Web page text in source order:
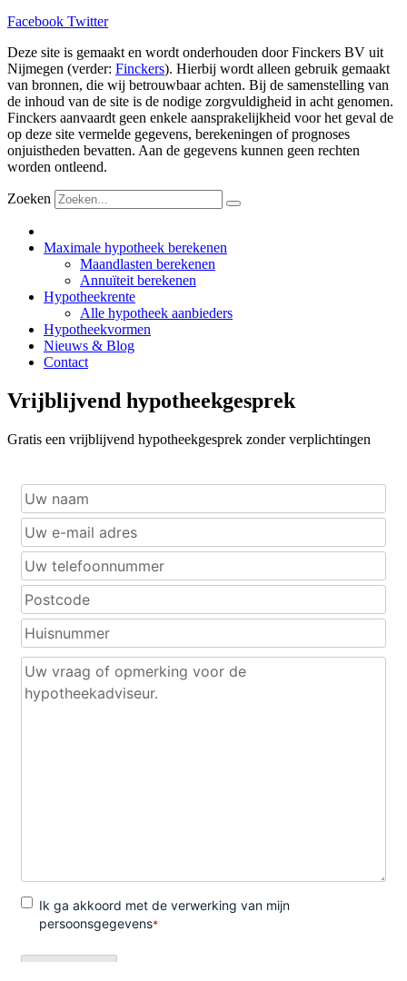
Facebook Twitter
Deze site is gemaakt en wordt onderhouden door Finckers BV uit
Nijmegen (verder: Finckers). Hierbij wordt alleen gebruik gemaakt
van bronnen, die wij betrouwbaar achten. Bij de samenstelling van
de inhoud van de site is de nodige zorgvuldigheid in acht genomen.
Finckers aanvaardt geen enkele aansprakelijkheid voor het geval de
op deze site vermelde gegevens, berekeningen of prognoses
onjuistheden bevatten. Aan de gegevens kunnen geen rechten
worden ontleend.
Zoeken
Maximale hypotheek berekenen
Maandlasten berekenen
Annuïteit berekenen
Hypotheekrente
Alle hypotheek aanbieders
Hypotheekvormen
Nieuws & Blog
Contact
Vrijblijvend hypotheekgesprek
Gratis een vrijblijvend hypotheekgesprek zonder verplichtingen